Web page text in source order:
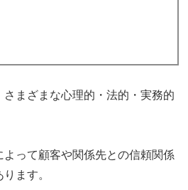
まざまな心理的・法的・実務的
って顧客や関係先との信頼関係
ます。